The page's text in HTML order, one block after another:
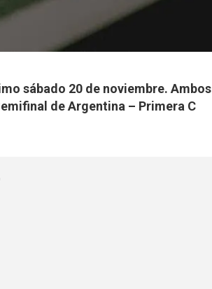
sábado 20 de noviembre. Ambos
de Argentina – Primera C